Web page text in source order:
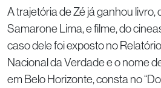
A trajetória de Zé já ganhou livro,
Samarone Lima, e filme, do
caso dele foi exposto no
Nacional da Verdade e o nome
em Belo Horizonte, consta no